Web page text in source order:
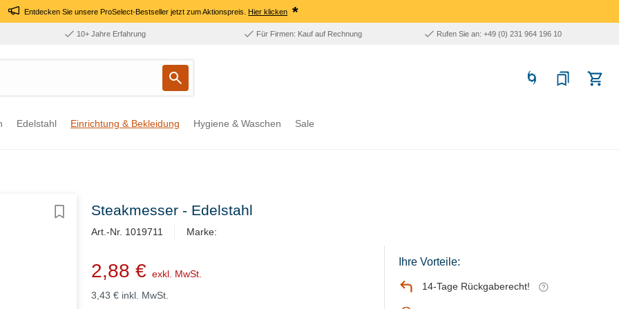
Entdecken Sie unsere ProSelect-Bestseller jetzt zum Aktionspreis.Hier klicken *
10+ Jahre Erfahrung Für Firmen: Kauf auf Rechnung Rufen Sie an: +49 (0) 231 964 196 10
Edelstahl Einrichtung & Bekleidung Hygiene & Waschen Sale
Steakmesser - Edelstahl
Art.-Nr. 1019711 Marke:
2,88 € exkl. MwSt.
3,43 € inkl. MwSt.
Ihre Vorteile:
14-Tage Rückgaberecht!